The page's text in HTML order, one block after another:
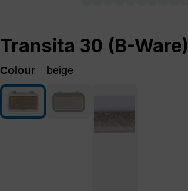
Transita 30 (B-Ware)
Colour beige